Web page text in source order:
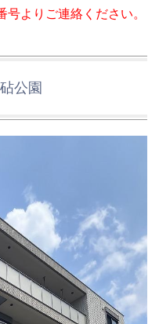
よりご連絡ください。
公園